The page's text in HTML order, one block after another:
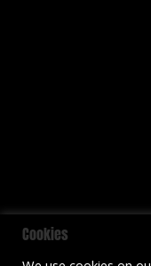
Cookies